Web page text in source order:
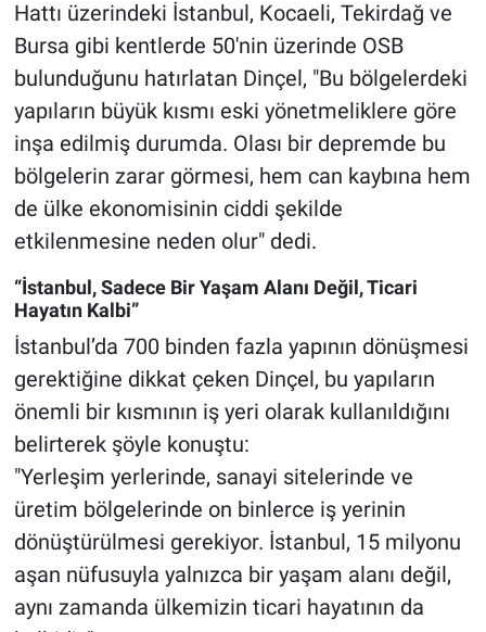
Hattı üzerindeki İstanbul, Kocaeli, Tekirdağ ve
Bursa gibi kentlerde 50'nin üzerinde OSB
bulunduğunu hatırlatan Dinçel, "Bu bölgelerdeki
yapıların büyük kısmı eski yönetmeliklere göre
inşa edilmiş durumda. Olası bir depremde bu
bölgelerin zarar görmesi, hem can kaybına hem
de ülke ekonomisinin ciddi şekilde
etkilenmesine neden olur" dedi.
“İstanbul, Sadece Bir Yaşam Alanı Değil, Ticari
Hayatın Kalbi”
İstanbul’da 700 binden fazla yapının dönüşmesi
gerektiğine dikkat çeken Dinçel, bu yapıların
önemli bir kısmının iş yeri olarak kullanıldığını
belirterek şöyle konuştu:
"Yerleşim yerlerinde, sanayi sitelerinde ve
üretim bölgelerinde on binlerce iş yerinin
dönüştürülmesi gerekiyor. İstanbul, 15 milyonu
aşan nüfusuyla yalnızca bir yaşam alanı değil,
aynı zamanda ülkemizin ticari hayatının da